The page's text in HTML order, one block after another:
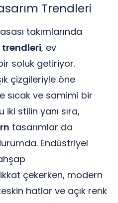
Trendleri
takımlarında
trendleri, ev
soluk getiriyor.
çizgileriyle öne
sıcak ve samimi bir
stilin yanı sıra,
tasarımlar da
Endüstriyel
çekerken, modern
hatlar ve açık renk